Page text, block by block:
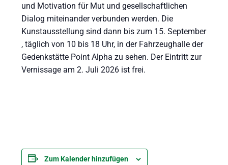
und Motivation für Mut und gesellschaftlichen
Dialog miteinander verbunden werden. Die
Kunstausstellung sind dann bis zum 15. September
, täglich von 10 bis 18 Uhr, in der Fahrzeughalle der
Gedenkstätte Point Alpha zu sehen. Der Eintritt zur
Vernissage am 2. Juli 2026 ist frei.
Zum Kalender hinzufügen